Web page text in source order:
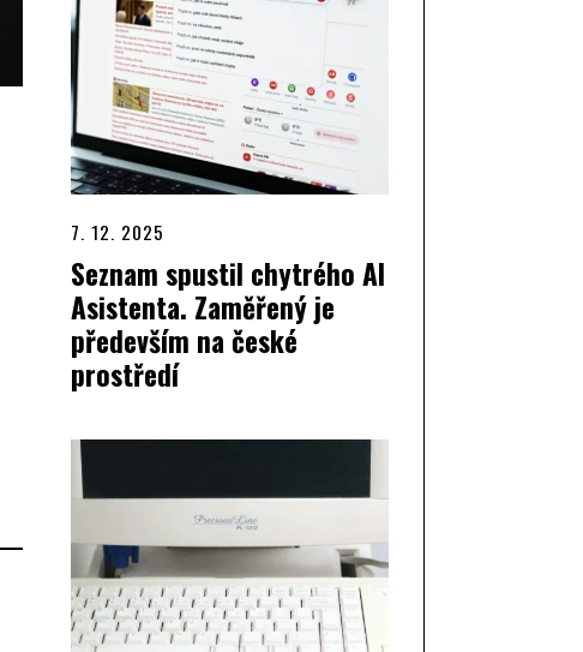
7. 12. 2025
Seznam spustil chytrého AI
Asistenta. Zaměřený je
především na české
prostředí